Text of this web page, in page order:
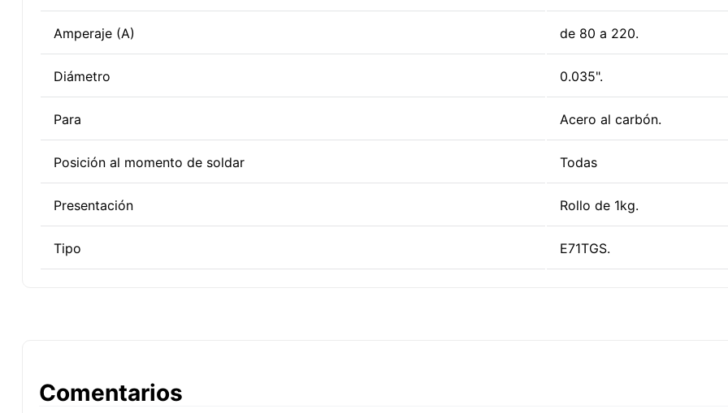
Amperaje (A) de 80 a 220.
Diámetro 0.035".
Para Acero al carbón.
Posición al momento de soldar Todas
Presentación Rollo de 1kg.
Tipo E71TGS.
Comentarios